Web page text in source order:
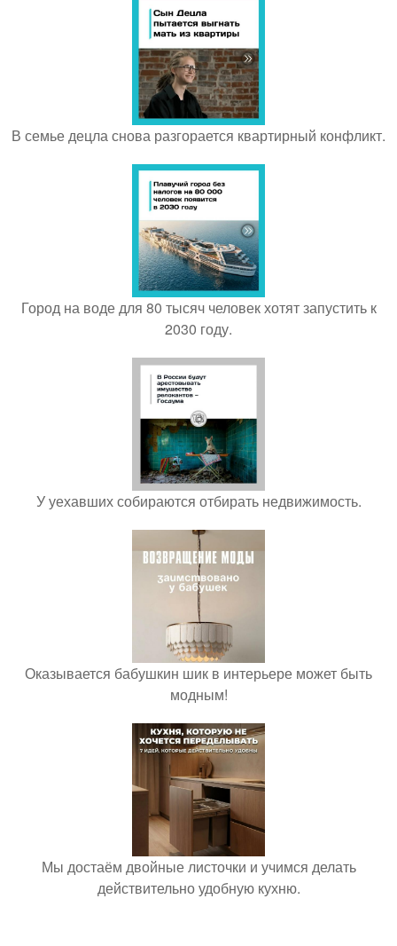
В семье децла снова разгорается квартирный конфликт.
Город на воде для 80 тысяч человек хотят запустить к
2030 году.
У уехавших собираются отбирать недвижимость.
Оказывается бабушкин шик в интерьере может быть
модным!
Мы достаём двойные листочки и учимся делать
действительно удобную кухню.